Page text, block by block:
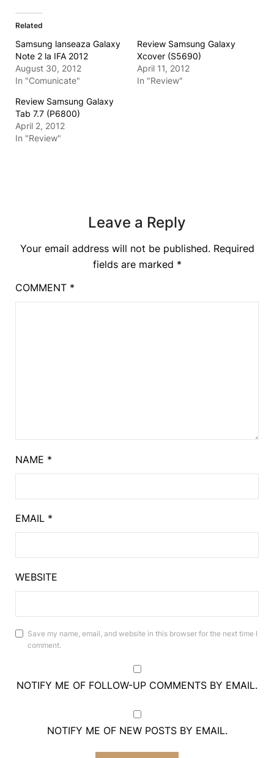
Related
Samsung lanseaza Galaxy
Note 2 la IFA 2012
August 30, 2012
In "Comunicate"
Review Samsung Galaxy
Xcover (S5690)
April 11, 2012
In "Review"
Review Samsung Galaxy
Tab 7.7 (P6800)
April 2, 2012
In "Review"
Leave a Reply
Your email address will not be published. Required
fields are marked *
COMMENT *
NAME *
EMAIL *
WEBSITE
Save my name, email, and website in this browser for the next time I
comment.
NOTIFY ME OF FOLLOW-UP COMMENTS BY EMAIL.
NOTIFY ME OF NEW POSTS BY EMAIL.